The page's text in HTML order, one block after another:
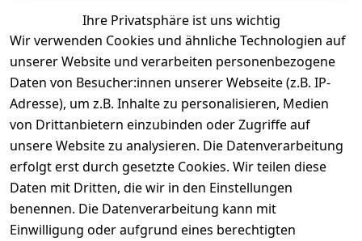
Ähnliche Produkte
Ihre Privatsphäre ist uns wichtig
Wir verwenden Cookies und ähnliche Technologien auf
unserer Website und verarbeiten personenbezogene
Daten von Besucher:innen unserer Webseite (z.B. IP-
Adresse), um z.B. Inhalte zu personalisieren, Medien
von Drittanbietern einzubinden oder Zugriffe auf
unsere Website zu analysieren. Die Datenverarbeitung
erfolgt erst durch gesetzte Cookies. Wir teilen diese
Daten mit Dritten, die wir in den Einstellungen
benennen. Die Datenverarbeitung kann mit
Einwilligung oder aufgrund eines berechtigten
Rechtliches
AGB
Impressum
Datenschutze
rklärung
Über uns
Kontakt
Registrieren
Kataloge zum
Download
Wir
versenden
mit
Zahle
bequem per